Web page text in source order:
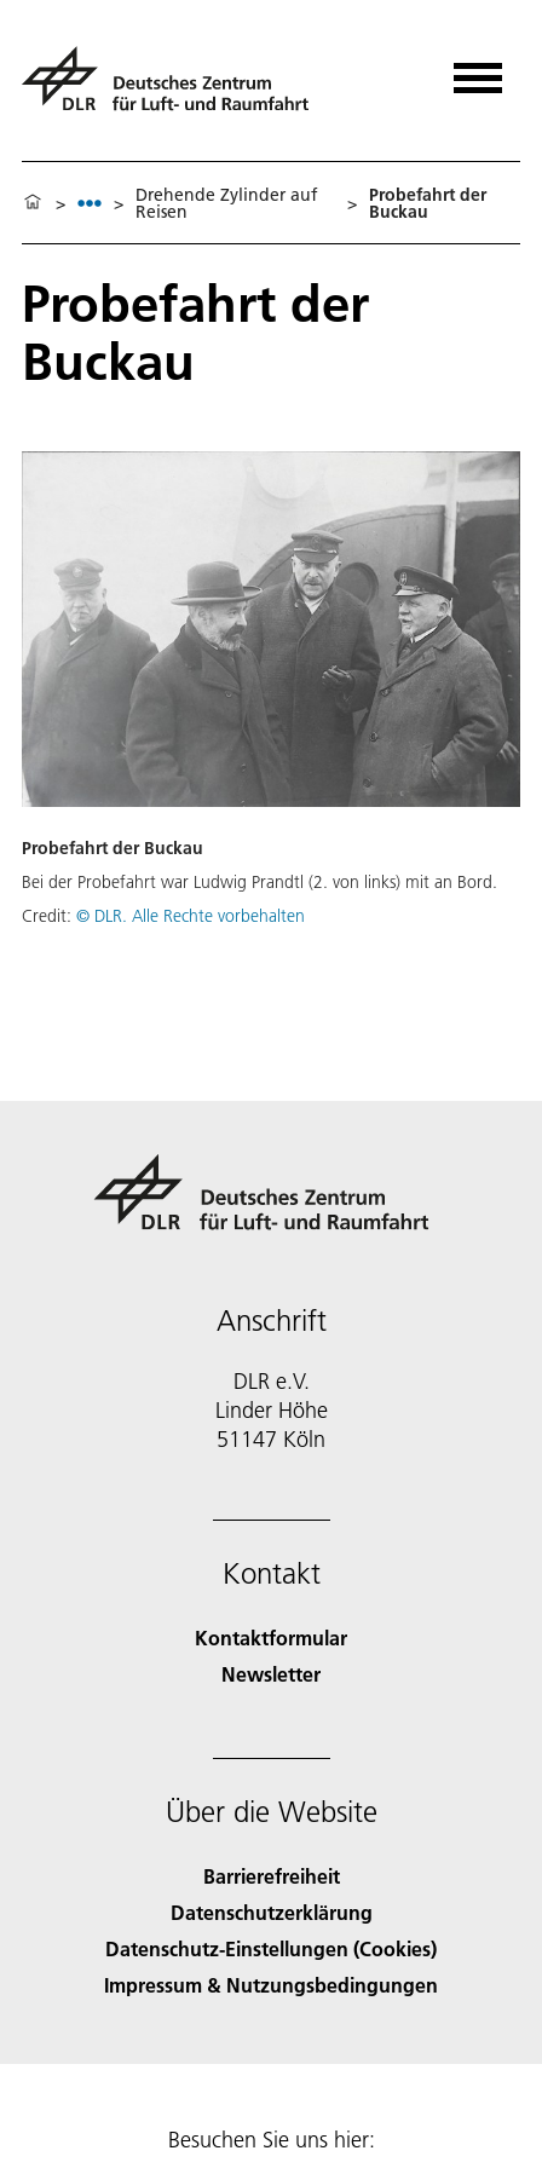
> > Drehende Zylinder auf
Reisen > Probefahrt der
Buckau
Probefahrt der
Buckau
Probefahrt der Buckau
Bei der Probefahrt war Ludwig Prandtl (2. von links) mit an Bord.
Credit: © DLR. Alle Rechte vorbehalten
Anschrift
DLR e.V.
Linder Höhe
51147 Köln
Kontakt
Kontaktformular
Newsletter
Über die Website
Barrierefreiheit
Datenschutzerklärung
Datenschutz-Einstellungen (Cookies)
Impressum & Nutzungsbedingungen
Besuchen Sie uns hier: